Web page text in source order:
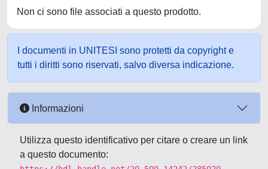
Non ci sono file associati a questo prodotto.
I documenti in UNITESI sono protetti da copyright e
tutti i diritti sono riservati, salvo diversa indicazione.
Informazioni
Utilizza questo identificativo per citare o creare un link
a questo documento: